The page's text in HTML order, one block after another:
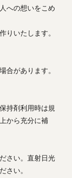
への想いをこめ
りいたします。
合があります。
持剤利用時は規
から充分に補
さい。直射日光
さい。